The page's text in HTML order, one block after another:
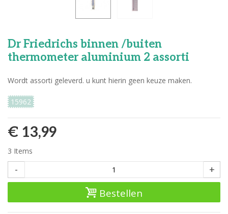
Dr Friedrichs binnen /buiten
thermometer aluminium 2 assorti
Wordt assorti geleverd. u kunt hierin geen keuze maken.
15962
€ 13,99
3 Items
- +
Bestellen